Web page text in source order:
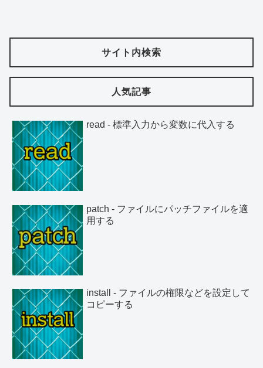
サイト内検索
人気記事
read - 標準入力から変数に代入する
patch - ファイルにパッチファイルを適
用する
install - ファイルの権限などを設定して
コピーする